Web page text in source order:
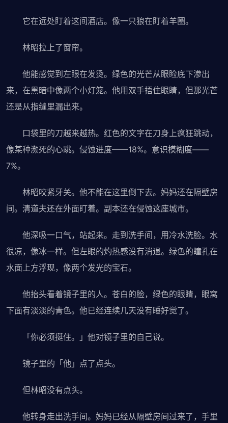
它在远处盯着这间酒店。像一只狼在盯着羊圈。
林昭拉上了窗帘。
他能感觉到左眼在发烫。绿色的光芒从眼睑底下渗出
来，在黑暗中像两个小灯笼。他用双手捂住眼睛，但那光芒
还是从指缝里漏出来。
口袋里的刀越来越热。红色的文字在刀身上疯狂跳动，
像某种濒死的心跳。侵蚀进度——18%。意识模糊度——
7%。
林昭咬紧牙关。他不能在这里倒下去。妈妈还在隔壁房
间。清道夫还在外面盯着。副本还在侵蚀这座城市。
他深吸一口气，站起来。走到洗手间，用冷水洗脸。水
很凉，像冰一样。但左眼的灼热感没有消退。绿色的瞳孔在
水面上方浮现，像两个发光的宝石。
他抬头看着镜子里的人。苍白的脸，绿色的眼睛，眼窝
下面有淡淡的青色。他已经连续几天没有睡好觉了。
「你必须挺住。」他对镜子里的自己说。
镜子里的「他」点了点头。
但林昭没有点头。
他转身走出洗手间。妈妈已经从隔壁房间过来了，手里